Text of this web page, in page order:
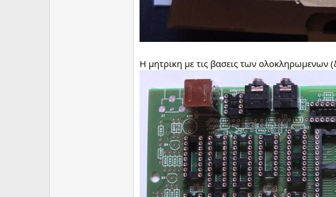
Η μητρικη με τις βασεις των ολοκληρωμενων